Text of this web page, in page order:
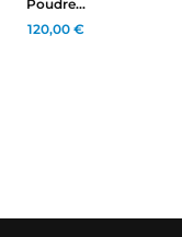
Poudre...
120,00 €